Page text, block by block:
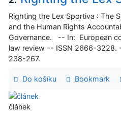
Righting the Lex Sportiva : The
and the Human Rights
Governance. -- In: European
law review -- ISSN 2666-3228.
238-267.
Do košíku Bookmark
článek